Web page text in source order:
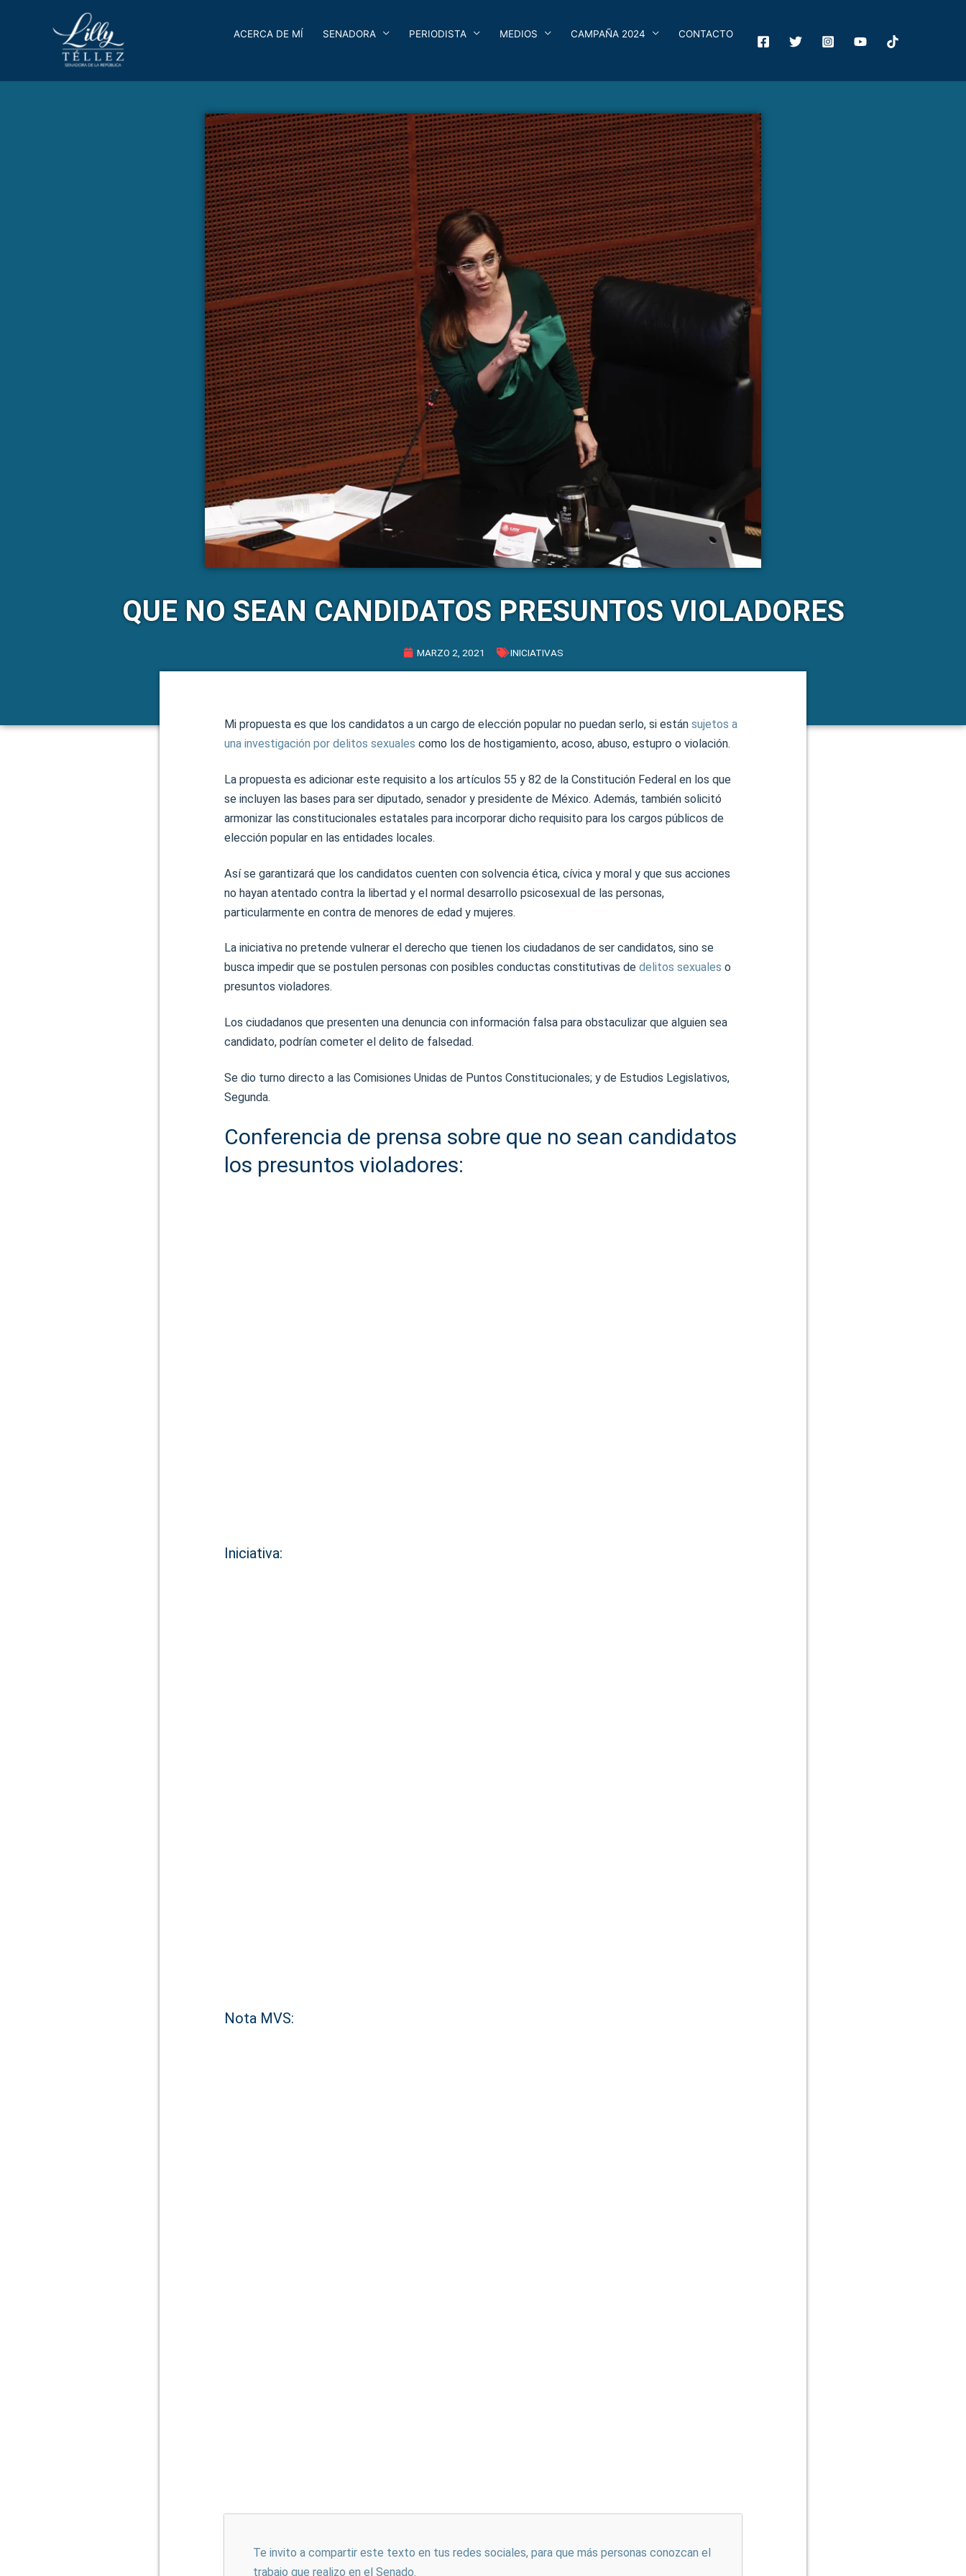
ACERCA DE MÍ SENADORA PERIODISTA MEDIOS CAMPAÑA 2024 CONTACTO
QUE NO SEAN CANDIDATOS PRESUNTOS VIOLADORES
MARZO 2, 2021 INICIATIVAS
Mi propuesta es que los candidatos a un cargo de elección popular no puedan serlo, si están sujetos a
una investigación por delitos sexuales como los de hostigamiento, acoso, abuso, estupro o violación.
La propuesta es adicionar este requisito a los artículos 55 y 82 de la Constitución Federal en los que
se incluyen las bases para ser diputado, senador y presidente de México. Además, también solicitó
armonizar las constitucionales estatales para incorporar dicho requisito para los cargos públicos de
elección popular en las entidades locales.
Así se garantizará que los candidatos cuenten con solvencia ética, cívica y moral y que sus acciones
no hayan atentado contra la libertad y el normal desarrollo psicosexual de las personas,
particularmente en contra de menores de edad y mujeres.
La iniciativa no pretende vulnerar el derecho que tienen los ciudadanos de ser candidatos, sino se
busca impedir que se postulen personas con posibles conductas constitutivas de delitos sexuales o
presuntos violadores.
Los ciudadanos que presenten una denuncia con información falsa para obstaculizar que alguien sea
candidato, podrían cometer el delito de falsedad.
Se dio turno directo a las Comisiones Unidas de Puntos Constitucionales; y de Estudios Legislativos,
Segunda.
Conferencia de prensa sobre que no sean candidatos
los presuntos violadores:
Iniciativa:
Nota MVS:
Te invito a compartir este texto en tus redes sociales, para que más personas conozcan el
trabajo que realizo en el Senado.